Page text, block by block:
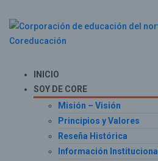
INICIO
SOY DE CORE
Misión – Visión
Principios y Valores
Reseña Histórica
Información Institucional